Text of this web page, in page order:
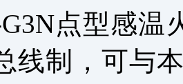
G3N点型感
线制，可与